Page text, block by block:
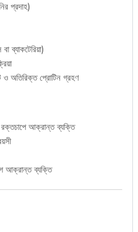
প্রদাহ)
ব্যাকটেরিয়া)
ও অতিরিক্ত প্রোটিন গ্রহণ
রক্তচাপে আক্রান্ত ব্যক্তি
আক্রান্ত ব্যক্তি